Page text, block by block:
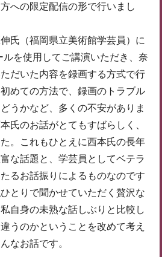
への限定配信の形で行いまし
氏（福岡県立美術館学芸員）に
を使用してご講演いただき、奈
だいた内容を録画する方式で行
めての方法で、録画のトラブル
うかなど、多くの不安がありま
氏のお話がとてもすばらしく、
。これもひとえに西本氏の長年
な話題と、学芸員としてベテラ
るお話振りによるものなのです
とりで聞かせていただく贅沢な
自身の未熟な話しぶりと比較し
うのかということを改めて考え
なお話です。